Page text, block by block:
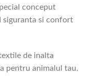
conceput
siguranta si confort
de inalta
pentru animalul tau.